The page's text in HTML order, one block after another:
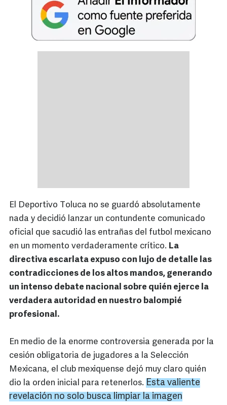
El Deportivo Toluca no se guardó absolutamente
nada y decidió lanzar un contundente comunicado
oficial que sacudió las entrañas del futbol mexicano
en un momento verdaderamente crítico. La
directiva escarlata expuso con lujo de detalle las
contradicciones de los altos mandos, generando
un intenso debate nacional sobre quién ejerce la
verdadera autoridad en nuestro balompié
profesional.
En medio de la enorme controversia generada por la
cesión obligatoria de jugadores a la Selección
Mexicana, el club mexiquense dejó muy claro quién
dio la orden inicial para retenerlos. Esta valiente
revelación no solo busca limpiar la imagen